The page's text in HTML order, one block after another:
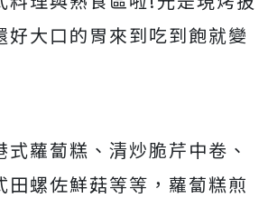
好大口的胃來到吃到飽就變
蘿蔔糕、清炒脆芹中卷、
田螺佐鮮菇等等，蘿蔔糕煎